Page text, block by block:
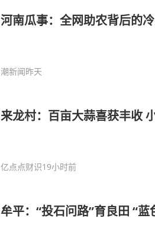
河南瓜事：全网助农背后的
潮新闻昨天
来龙村：百亩大蒜喜获丰收
亿点点财识19小时前
牟平：“投石问路”育良田 “蓝